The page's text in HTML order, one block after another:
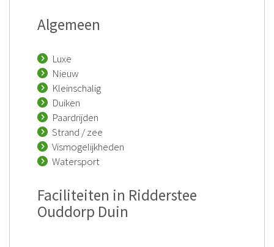
Algemeen
Luxe
Nieuw
Kleinschalig
Duiken
Paardrijden
Strand / zee
Vismogelijkheden
Watersport
Faciliteiten in Ridderstee
Ouddorp Duin